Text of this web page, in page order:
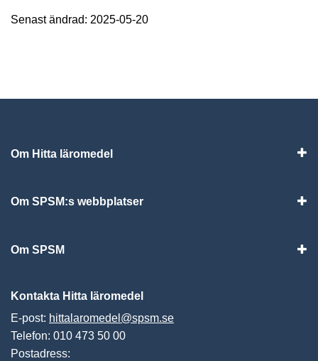
Senast ändrad: 2025-05-20
Om Hitta läromedel
Om SPSM:s webbplatser
Om SPSM
Kontakta Hitta läromedel
E-post: hittalaromedel@spsm.se
Telefon: 010 473 50 00
Postadress: